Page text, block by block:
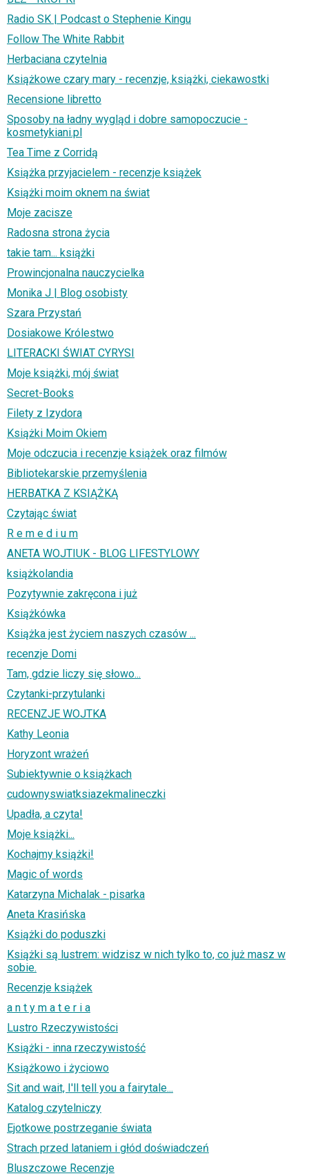
Radio SK | Podcast o Stephenie Kingu
Follow The White Rabbit
Herbaciana czytelnia
Książkowe czary mary - recenzje, książki, ciekawostki
Recensione libretto
Sposoby na ładny wygląd i dobre samopoczucie -
kosmetykiani.pl
Tea Time z Corridą
Książka przyjacielem - recenzje książek
Książki moim oknem na świat
Moje zacisze
Radosna strona życia
takie tam... książki
Prowincjonalna nauczycielka
Monika J | Blog osobisty
Szara Przystań
Dosiakowe Królestwo
LITERACKI ŚWIAT CYRYSI
Moje książki, mój świat
Secret-Books
Filety z Izydora
Książki Moim Okiem
Moje odczucia i recenzje książek oraz filmów
Bibliotekarskie przemyślenia
HERBATKA Z KSIĄŻKĄ
Czytając świat
R e m e d i u m
ANETA WOJTIUK - BLOG LIFESTYLOWY
książkolandia
Pozytywnie zakręcona i już
Książkówka
Książka jest życiem naszych czasów ...
recenzje Domi
Tam, gdzie liczy się słowo...
Czytanki-przytulanki
RECENZJE WOJTKA
Kathy Leonia
Horyzont wrażeń
Subiektywnie o książkach
cudownyswiatksiazekmalineczki
Upadła, a czyta!
Moje książki...
Kochajmy książki!
Magic of words
Katarzyna Michalak - pisarka
Aneta Krasińska
Książki do poduszki
Książki są lustrem: widzisz w nich tylko to, co już masz w
sobie.
Recenzje książek
a n t y m a t e r i a
Lustro Rzeczywistości
Książki - inna rzeczywistość
Książkowo i życiowo
Sit and wait, I'll tell you a fairytale...
Katalog czytelniczy
Ejotkowe postrzeganie świata
Strach przed lataniem i głód doświadczeń
Bluszczowe Recenzje